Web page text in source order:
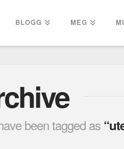
BLOGG MEG
been tagged as